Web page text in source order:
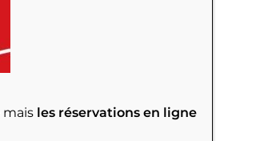
maisles réservations en ligne